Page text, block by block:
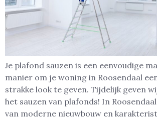
Je plafond sauzen is een eenvoudige
manier om je woning in Roosendaal
strakke look te geven. Tijdelijk geven
het sauzen van plafonds! In
van moderne nieuwbouw en